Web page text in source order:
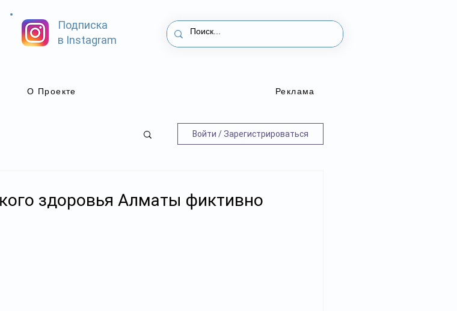
Подписка
в Instagram
О Проекте Реклама
Войти / Зарегистрироваться
здоровья Алматы фиктивно